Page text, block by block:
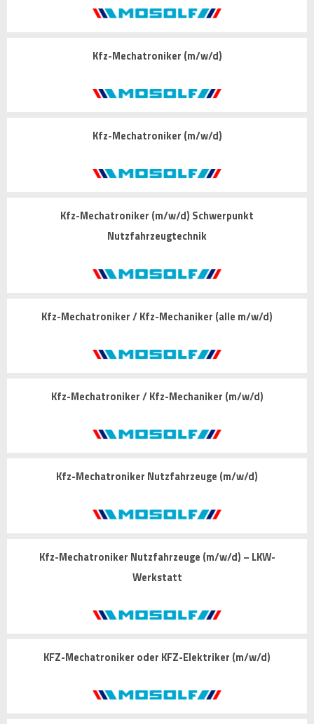
Kfz-Mechatroniker (m/w/d)
Kfz-Mechatroniker (m/w/d)
Kfz-Mechatroniker (m/w/d) Schwerpunkt
Nutzfahrzeugtechnik
Kfz-Mechatroniker / Kfz-Mechaniker (alle m/w/d)
Kfz-Mechatroniker / Kfz-Mechaniker (m/w/d)
Kfz-Mechatroniker Nutzfahrzeuge (m/w/d)
Kfz-Mechatroniker Nutzfahrzeuge (m/w/d) – LKW-
Werkstatt
KFZ-Mechatroniker oder KFZ-Elektriker (m/w/d)